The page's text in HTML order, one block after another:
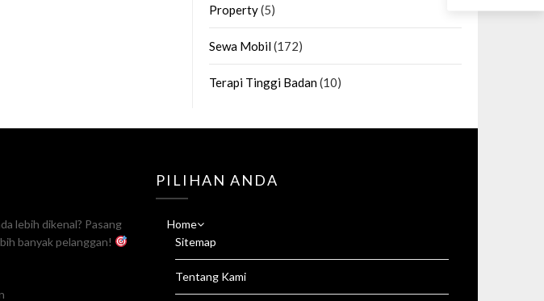
Property(5)
Sewa Mobil(172)
Terapi Tinggi Badan(10)
lebih dikenal? Pasang
banyak pelanggan!
PILIHAN ANDA
Home
Sitemap
Tentang Kami